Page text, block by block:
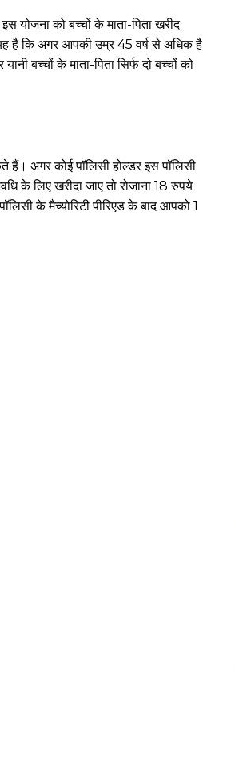
योजना को बच्चों के माता-पिता खरीद
है कि अगर आपकी उम्र 45 वर्ष से अधिक है
बच्चों के माता-पिता सिर्फ दो बच्चों को
अगर कोई पॉलिसी होल्डर इस पॉलिसी
के लिए खरीदा जाए तो रोजाना 18 रुपये
के मैच्योरिटी पीरिएड के बाद आपको 1